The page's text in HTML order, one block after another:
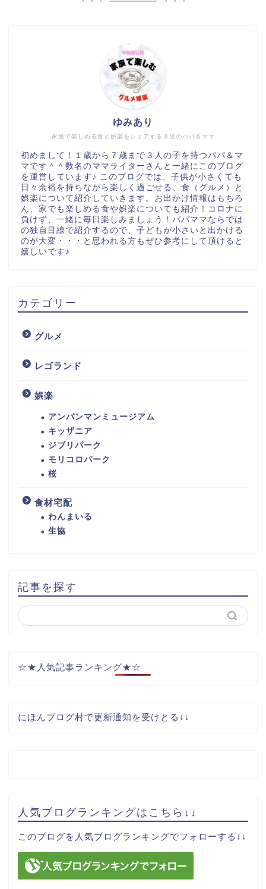
家族で楽しめる食と娯楽をシェアする３児のパパ＆ママ
ゆみあり
初めまして！１歳から７歳まで３人の子を持つパパ＆マ
マです＾＾数名のママライターさんと一緒にこのブログ
を運営しています♪ このブログでは、子供が小さくても
日々余裕を持ちながら楽しく過ごせる、食（グルメ）と
娯楽について紹介していきます。お出かけ情報はもちろ
ん、家でも楽しめる食や娯楽についても紹介！コロナに
負けず、一緒に毎日楽しみましょう！パパママならでは
の独自目線で紹介するので、子どもが小さいと出かける
のが大変・・・と思われる方もぜひ参考にして頂けると
嬉しいです♪
カテゴリー
グルメ
レゴランド
娯楽
アンパンマンミュージアム
キッザニア
ジブリパーク
モリコロパーク
桜
食材宅配
わんまいる
生協
記事を探す
☆★人気記事ランキング★☆
にほんブログ村で更新通知を受けとる↓↓
人気ブログランキングはこちら↓↓
このブログを人気ブログランキングでフォローする↓↓
お問い合わせ